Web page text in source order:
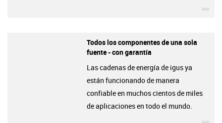
Todos los componentes de una sola
fuente - con garantía
Las cadenas de energía de igus ya
están funcionando de manera
confiable en muchos cientos de miles
de aplicaciones en todo el mundo.